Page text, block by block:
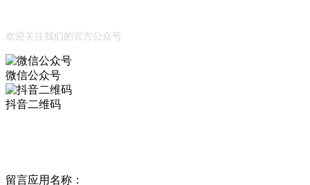
欢迎关注我们的官方公众号
微信公众号
抖音二维码
留言应用名称：